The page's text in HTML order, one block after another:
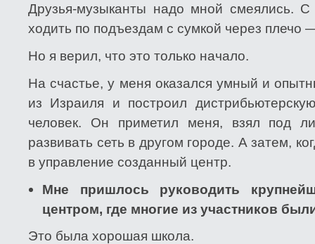
Друзья-музыканты надо мной смеялись. С
ходить по подъездам с сумкой через плечо
Но я верил, что это только начало.
На счастье, у меня оказался умный и
из Израиля и построил
человек. Он приметил меня, взял под
развивать сеть в другом городе. А затем,
в управление созданный центр.
Мне пришлось руководить
центром, где многие из участников
Это была хорошая школа.